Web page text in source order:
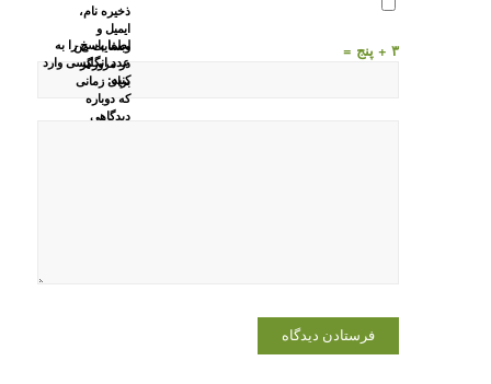
ذخیره نام،
ایمیل و
وبسایت من
در مرورگر
برای زمانی
که دوباره
دیدگاهی
لطفا پاسخ را به
عدد انگلیسی وارد
کنید:
۳ + پنج =